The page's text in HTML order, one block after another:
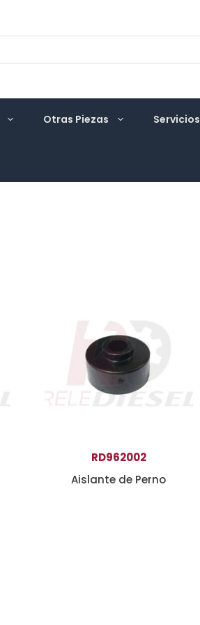
Otras Piezas Servicios
RD962002
Aislante de Perno